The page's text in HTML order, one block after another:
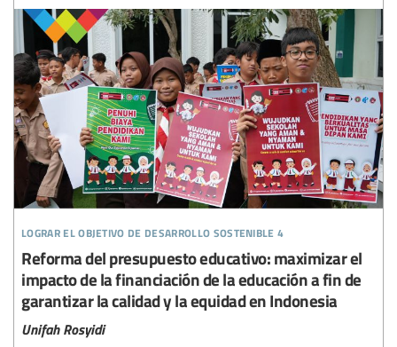
lograr el objetivo de desarrollo sostenible 4
Reforma del presupuesto educativo: maximizar el
impacto de la financiación de la educación a fin de
garantizar la calidad y la equidad en Indonesia
Unifah Rosyidi